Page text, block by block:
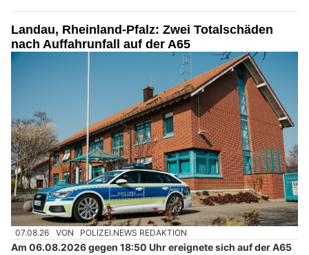
Landau, Rheinland-Pfalz: Zwei Totalschäden
nach Auffahrunfall auf der A65
07.08.26 VON POLIZEI.NEWS REDAKTION
Am 06.08.2026 gegen 18:50 Uhr ereignete sich auf der A65